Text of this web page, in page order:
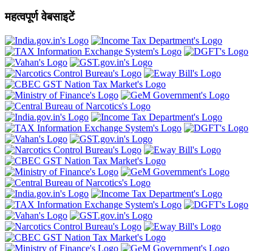
महत्वपूर्ण वेबसाइटें